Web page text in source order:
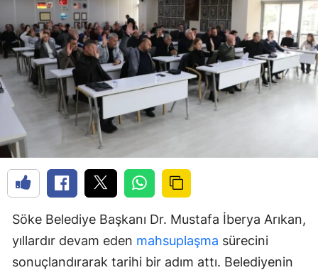
Söke Belediye Başkanı Dr. Mustafa İberya Arıkan,
yıllardır devam eden mahsuplaşma sürecini
sonuçlandırarak tarihi bir adım attı. Belediyenin